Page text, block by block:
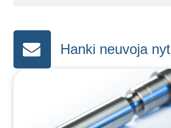
Hanki neuvoja nyt